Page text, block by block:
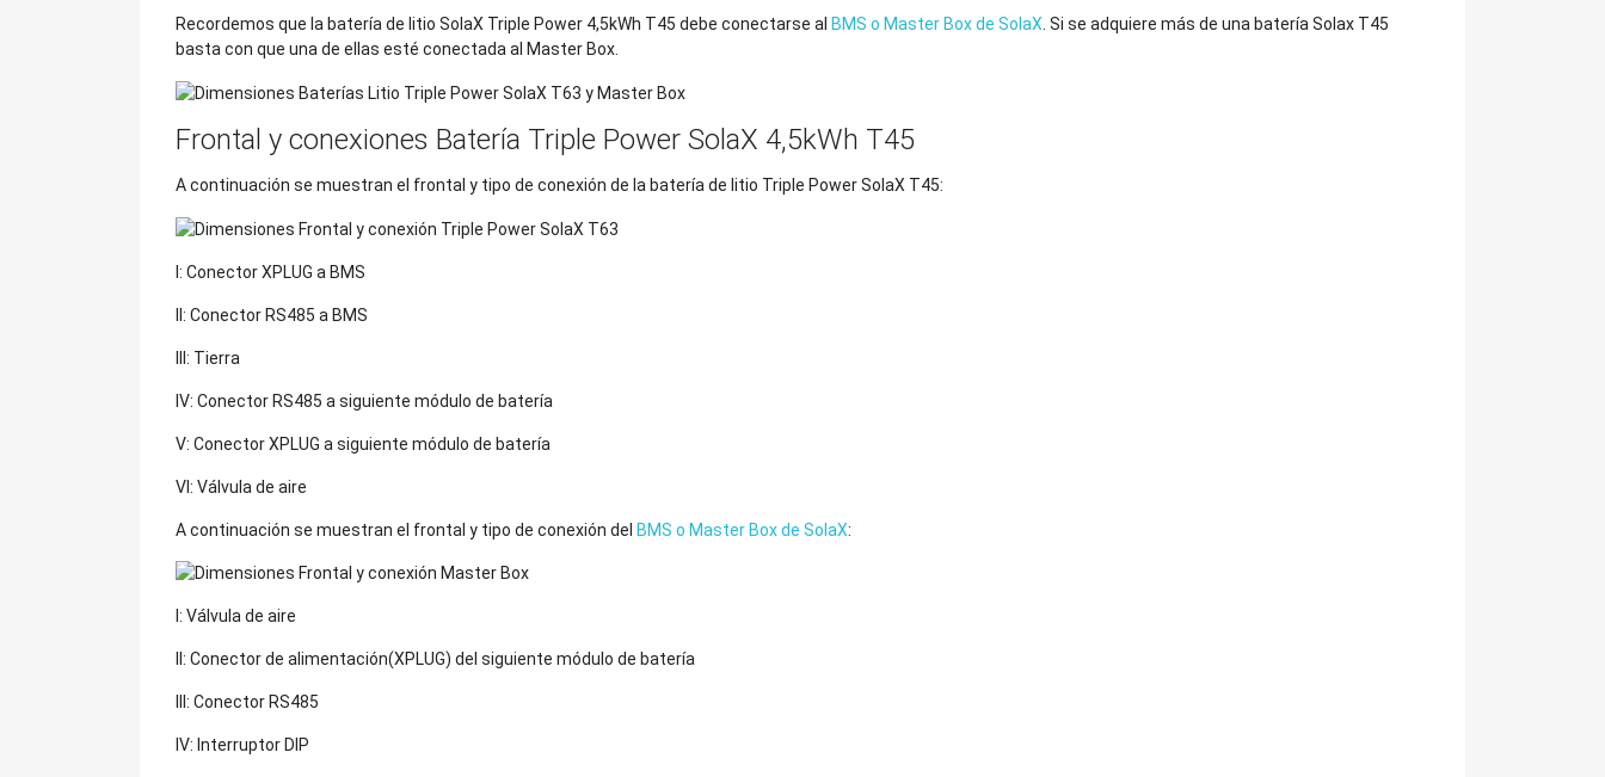
Recordemos que la batería de litio SolaX Triple Power 4,5kWh T45 debe conectarse al BMS o Master Box de SolaX . Si se adquiere más de una batería Solax T45
basta con que una de ellas esté conectada al Master Box.
Frontal y conexiones Batería Triple Power SolaX 4,5kWh T45
A continuación se muestran el frontal y tipo de conexión de la batería de litio Triple Power SolaX T45:
I: Conector XPLUG a BMS
II: Conector RS485 a BMS
III: Tierra
IV: Conector RS485 a siguiente módulo de batería
V: Conector XPLUG a siguiente módulo de batería
VI: Válvula de aire
A continuación se muestran el frontal y tipo de conexión del BMS o Master Box de SolaX:
I: Válvula de aire
II: Conector de alimentación(XPLUG) del siguiente módulo de batería
III: Conector RS485
IV: Interruptor DIP